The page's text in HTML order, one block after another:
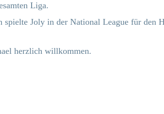
Liga.
spielte Joly in der National League für den
herzlich willkommen.